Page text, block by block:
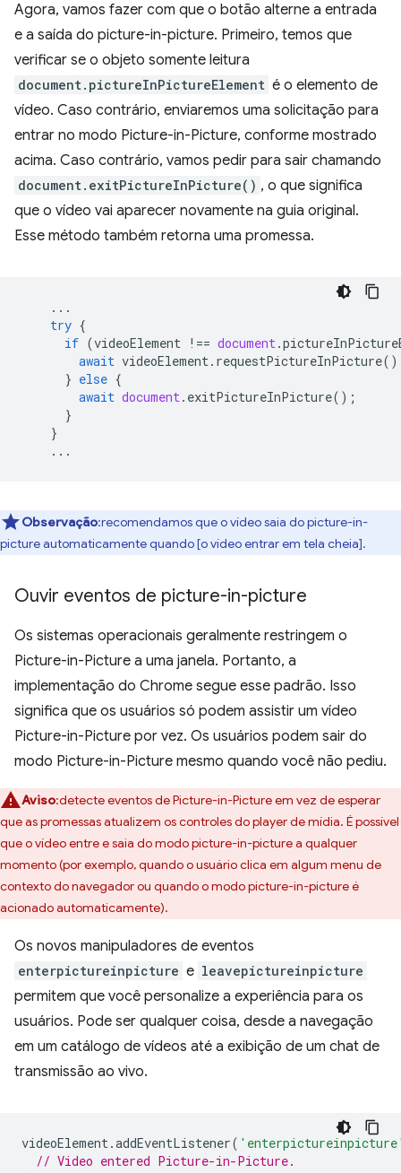
Agora, vamos fazer com que o botão alterne a entrada
e a saída do picture-in-picture. Primeiro, temos que
verificar se o objeto somente leitura
document.pictureInPictureElement é o elemento de
vídeo. Caso contrário, enviaremos uma solicitação para
entrar no modo Picture-in-Picture, conforme mostrado
acima. Caso contrário, vamos pedir para sair chamando
document.exitPictureInPicture() , o que significa
que o vídeo vai aparecer novamente na guia original.
Esse método também retorna uma promessa.
...
try {
if (videoElement !== document.
await videoElement. requestPictureInPicture
} else {
await document. exitPictureInPicture();
}
}
...
Observação:recomendamos que o vídeo saia do picture-in-
picture automaticamente quando [o vídeo entrar em tela cheia].
Ouvir eventos de picture-in-picture
Os sistemas operacionais geralmente restringem o
Picture-in-Picture a uma janela. Portanto, a
implementação do Chrome segue esse padrão. Isso
significa que os usuários só podem assistir um vídeo
Picture-in-Picture por vez. Os usuários podem sair do
modo Picture-in-Picture mesmo quando você não pediu.
Aviso:detecte eventos de Picture-in-Picture em vez de esperar
que as promessas atualizem os controles do player de mídia. É possível
que o vídeo entre e saia do modo picture-in-picture a qualquer
momento (por exemplo, quando o usuário clica em algum menu de
contexto do navegador ou quando o modo picture-in-picture é
acionado automaticamente).
Os novos manipuladores de eventos
enterpictureinpicture e leavepictureinpicture
permitem que você personalize a experiência para os
usuários. Pode ser qualquer coisa, desde a navegação
em um catálogo de vídeos até a exibição de um chat de
transmissão ao vivo.
videoElement.addEventListener(
// Video entered Picture-in-Picture.